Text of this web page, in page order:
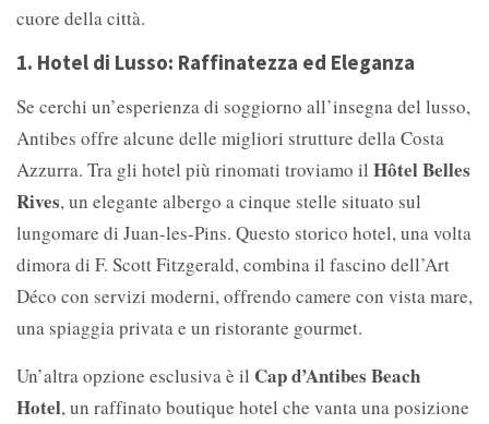
cuore della città.
1. Hotel di Lusso: Raffinatezza ed Eleganza
Se cerchi un’esperienza di soggiorno all’insegna del lusso,
Antibes offre alcune delle migliori strutture della Costa
Azzurra. Tra gli hotel più rinomati troviamo il Hôtel Belles
Rives, un elegante albergo a cinque stelle situato sul
lungomare di Juan-les-Pins. Questo storico hotel, una volta
dimora di F. Scott Fitzgerald, combina il fascino dell’Art
Déco con servizi moderni, offrendo camere con vista mare,
una spiaggia privata e un ristorante gourmet.
Un’altra opzione esclusiva è il Cap d’Antibes Beach
Hotel, un raffinato boutique hotel che vanta una posizione